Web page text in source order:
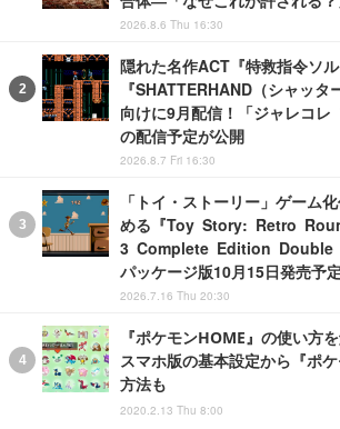
2026.8.6 Thu 16:30
隠れた名作ACT『特救指令ソ
『SHATTERHAND（シャッタ
向けに9月配信！「ジャレコレ
の配信予定が公開
2026.8.7 Fri 16:30
「トイ・ストーリー」ゲーム
める『Toy Story: Retro
3 Complete Edition Double
パッケージ版10月15日発売予定
2026.7.16 Thu 20:30
『ポケモンHOME』の使い方
スマホ版の基本設定から『ポ
方法も
2020.2.13 Thu 8:00